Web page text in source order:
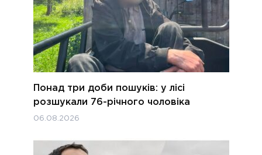
Понад три доби пошуків: у лісі
розшукали 76-річного чоловіка
06.08.2026